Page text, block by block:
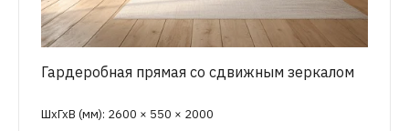
Гардеробная прямая со сдвижным зеркалом
ШхГхВ (мм): 2600 × 550 × 2000